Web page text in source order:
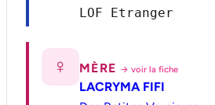
LOF Etranger
♀ MÈRE → voir la fiche
LACRYMA FIFI